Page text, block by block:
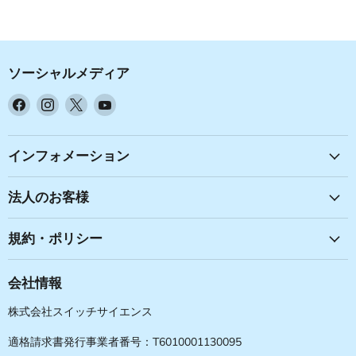
ソーシャルメディア
Facebook
見
つ
て
く
だ
さ
い
Instagram
見
つ
て
く
だ
さ
い
X
見
つ
て
く
だ
さ
い
YouTube
見
つ
だ
い
インフォメーション
法人のお客様
規約・ポリシー
会社情報
株式会社スイッチサイエンス
適格請求書発行事業者番号：T6010001130095